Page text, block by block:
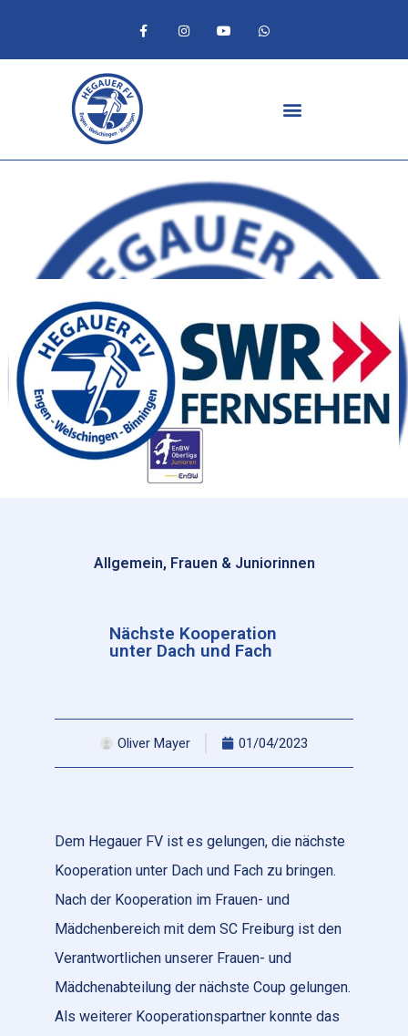
Allgemein, Frauen & Juniorinnen
Nächste Kooperation
unter Dach und Fach
Oliver Mayer 01/04/2023
Dem Hegauer FV ist es gelungen, die nächste
Kooperation unter Dach und Fach zu bringen.
Nach der Kooperation im Frauen- und
Mädchenbereich mit dem SC Freiburg ist den
Verantwortlichen unserer Frauen- und
Mädchenabteilung der nächste Coup gelungen.
Als weiterer Kooperationspartner konnte das